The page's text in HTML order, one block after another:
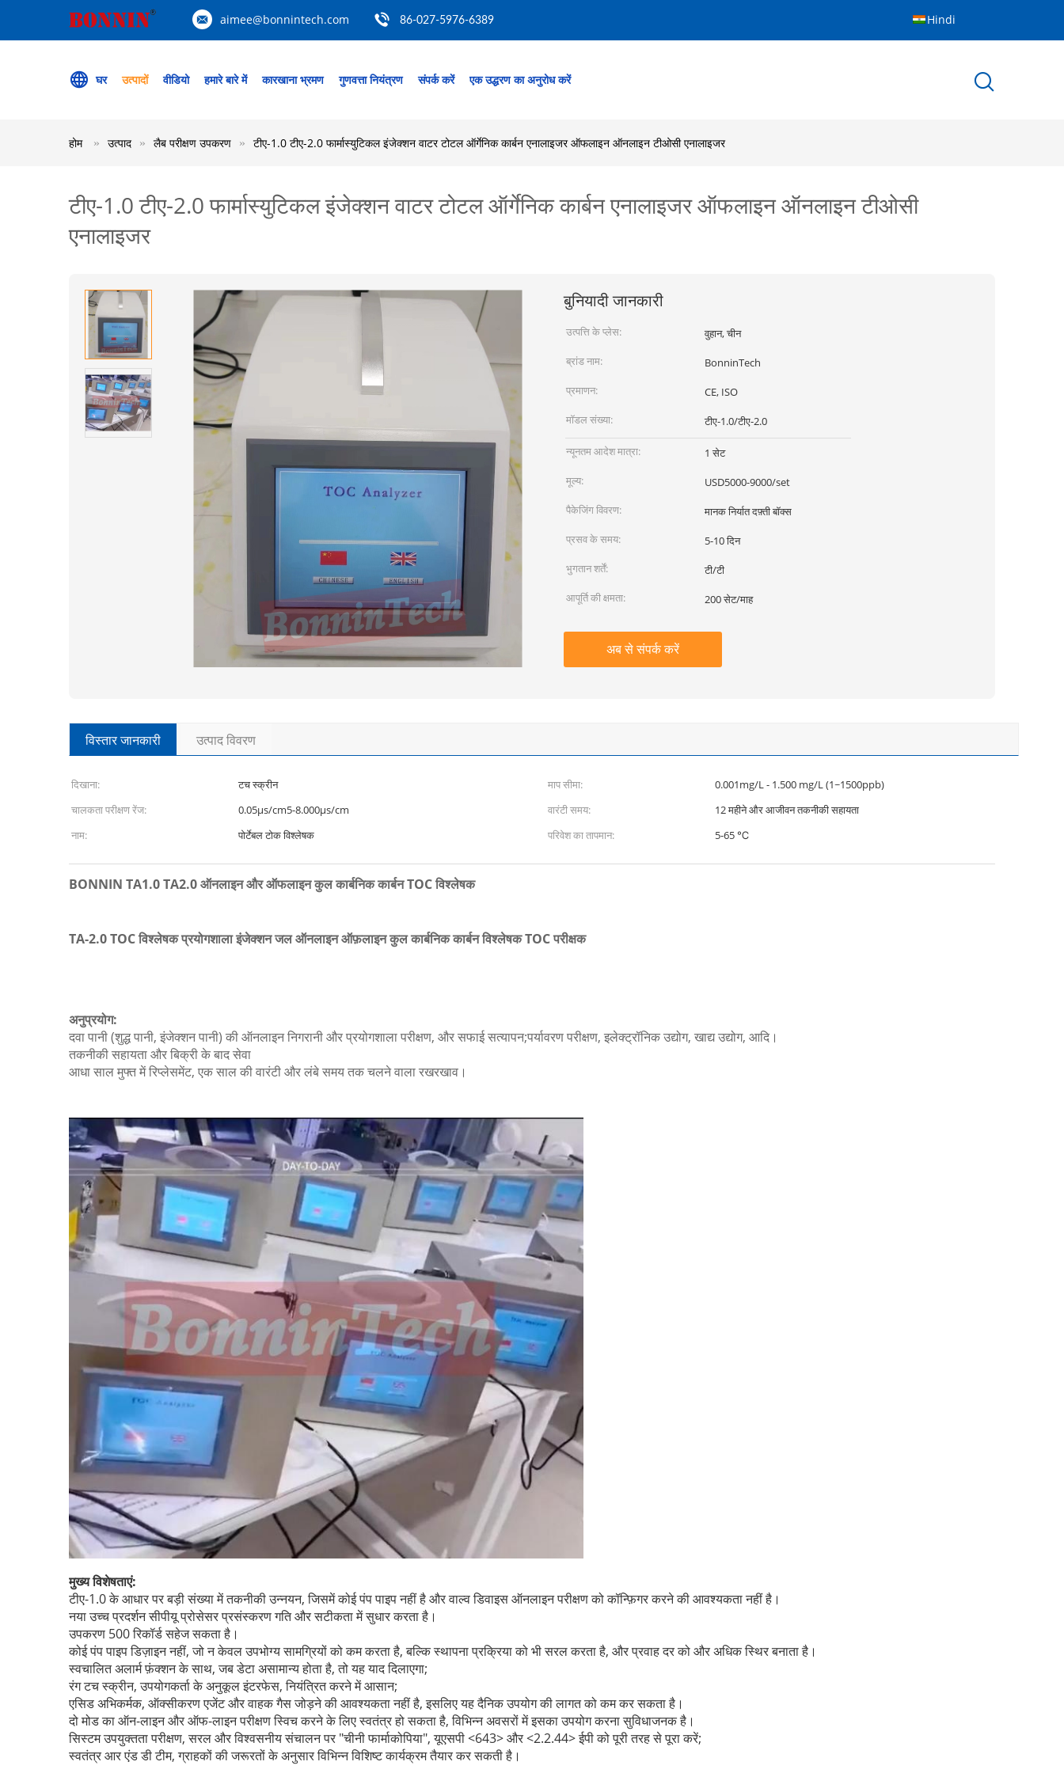
aimee@bonnintech.com 86-027-5976-6389 Hindi
घर उत्पादों वीडियो हमारे बारे में कारखाना भ्रमण गुणवत्ता नियंत्रण संपर्क करें एक उद्धरण का अनुरोध करें
होम उत्पाद लैब परीक्षण उपकरण टीए-1.0 टीए-2.0 फार्मास्युटिकल इंजेक्शन वाटर टोटल ऑर्गेनिक कार्बन एनालाइजर ऑफलाइन ऑनलाइन टीओसी एनालाइजर
टीए-1.0 टीए-2.0 फार्मास्युटिकल इंजेक्शन वाटर टोटल ऑर्गेनिक कार्बन एनालाइजर ऑफलाइन ऑनलाइन टीओसी
एनालाइजर
बुनियादी जानकारी
उत्पत्ति के प्लेस:
वुहान, चीन
ब्रांड नाम:
BonninTech
प्रमाणन:
CE, ISO
मॉडल संख्या:
टीए-1.0/टीए-2.0
न्यूनतम आदेश मात्रा:
1 सेट
मूल्य:
USD5000-9000/set
पैकेजिंग विवरण:
मानक निर्यात दफ़्ती बॉक्स
प्रसव के समय:
5-10 दिन
भुगतान शर्तें:
टी/टी
आपूर्ति की क्षमता:
200 सेट/माह
अब से संपर्क करें
विस्तार जानकारी उत्पाद विवरण
दिखाना: टच स्क्रीन माप सीमा:
0.001mg/L - 1.500 mg/L (1~1500ppb)
चालकता परीक्षण रेंज:
0.05μs/cm5-8.000μs/cm वारंटी समय:
12 महीने और आजीवन तकनीकी सहायता
नाम:
पोर्टेबल टोक विश्लेषक परिवेश का तापमान: 5-65 ℃
BONNIN TA1.0 TA2.0 ऑनलाइन और ऑफलाइन कुल कार्बनिक कार्बन TOC विश्लेषक
TA-2.0 TOC विश्लेषक प्रयोगशाला इंजेक्शन जल ऑनलाइन ऑफ़लाइन कुल कार्बनिक कार्बन विश्लेषक TOC परीक्षक
अनुप्रयोग:
दवा पानी (शुद्ध पानी, इंजेक्शन पानी) की ऑनलाइन निगरानी और प्रयोगशाला परीक्षण, और सफाई सत्यापन;पर्यावरण परीक्षण, इलेक्ट्रॉनिक उद्योग, खाद्य उद्योग, आदि।
तकनीकी सहायता और बिक्री के बाद सेवा
आधा साल मुफ्त में रिप्लेसमेंट, एक साल की वारंटी और लंबे समय तक चलने वाला रखरखाव।
मुख्य विशेषताएं:
टीए-1.0 के आधार पर बड़ी संख्या में तकनीकी उन्नयन, जिसमें कोई पंप पाइप नहीं है और वाल्व डिवाइस ऑनलाइन परीक्षण को कॉन्फ़िगर करने की आवश्यकता नहीं है।
नया उच्च प्रदर्शन सीपीयू प्रोसेसर प्रसंस्करण गति और सटीकता में सुधार करता है।
उपकरण 500 रिकॉर्ड सहेज सकता है।
कोई पंप पाइप डिज़ाइन नहीं, जो न केवल उपभोग्य सामग्रियों को कम करता है, बल्कि स्थापना प्रक्रिया को भी सरल करता है, और प्रवाह दर को और अधिक स्थिर बनाता है।
स्वचालित अलार्म फ़ंक्शन के साथ, जब डेटा असामान्य होता है, तो यह याद दिलाएगा;
रंग टच स्क्रीन, उपयोगकर्ता के अनुकूल इंटरफेस, नियंत्रित करने में आसान;
एसिड अभिकर्मक, ऑक्सीकरण एजेंट और वाहक गैस जोड़ने की आवश्यकता नहीं है, इसलिए यह दैनिक उपयोग की लागत को कम कर सकता है।
दो मोड का ऑन-लाइन और ऑफ-लाइन परीक्षण स्विच करने के लिए स्वतंत्र हो सकता है, विभिन्न अवसरों में इसका उपयोग करना सुविधाजनक है।
सिस्टम उपयुक्तता परीक्षण, सरल और विश्वसनीय संचालन पर "चीनी फार्माकोपिया", यूएसपी <643> और <2.2.44> ईपी को पूरी तरह से पूरा करें;
स्वतंत्र आर एंड डी टीम, ग्राहकों की जरूरतों के अनुसार विभिन्न विशिष्ट कार्यक्रम तैयार कर सकती है।